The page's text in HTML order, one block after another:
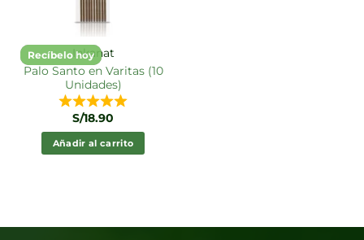
Recíbelo hoyInkanat
Palo Santo en Varitas (10
Unidades)
S/18.90
Añadir al carrito